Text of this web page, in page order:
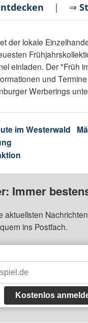
| ⇒
der lokale
einladen. Der "Früh
und
Werberings
im Westerwald
Immer
aktuellsten
ins Postfach.
Kostenlos